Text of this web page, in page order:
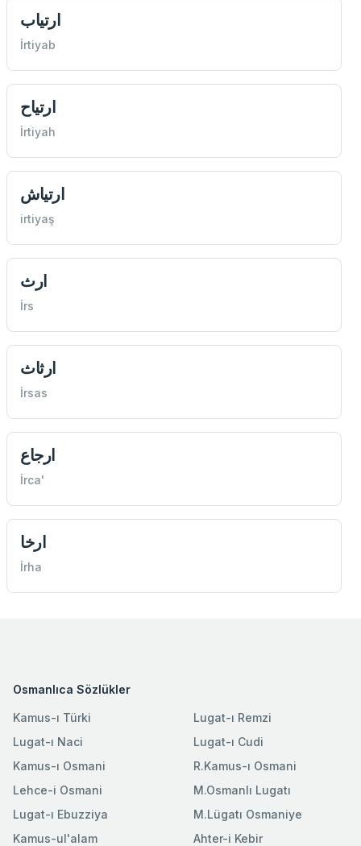
ارتياب
İrtiyab
ارتياح
İrtiyah
ارتياش
irtiyaş
ارث
İrs
ارثاث
İrsas
ارجاع
İrca'
ارخا
İrha
Osmanlıca Sözlükler
Kamus-ı Türki
Lugat-ı Naci
Kamus-ı Osmani
Lehce-i Osmani
Lugat-ı Ebuzziya
Lugat-ı Remzi
Lugat-ı Cudi
R.Kamus-ı Osmani
M.Osmanlı Lugatı
M.Lügatı Osmaniye
Kamus-ul'alam
Ahter-i Kebir